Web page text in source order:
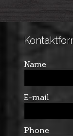
Name
E-mail
Phone